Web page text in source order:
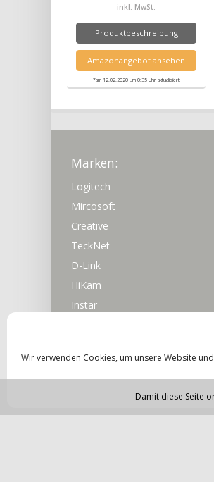
Wir verwenden Cookies, um unsere Website
inkl. MwSt.
Produktbeschreibung
Amazonangebot ansehen
*am 12.02.2020 um 0:35 Uhr aktualisiert
Marken:
Logitech
Mircosoft
Creative
TeckNet
D-Link
HiKam
Instar
Damit diese Seite